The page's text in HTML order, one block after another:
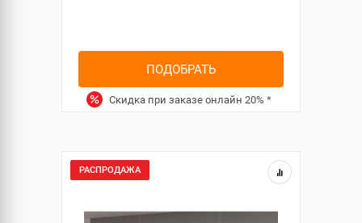
ПОДОБРАТЬ
Скидка при заказе онлайн 20% *
РАСПРОДАЖА